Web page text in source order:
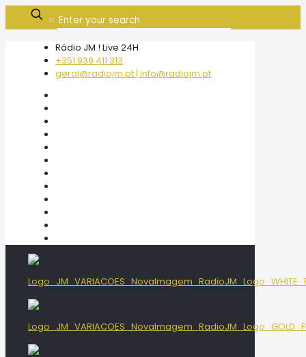
✕
Rádio JM ! Live 24H
+351 939 411 313
geral@radiojm.pt | info@radiojm.pt